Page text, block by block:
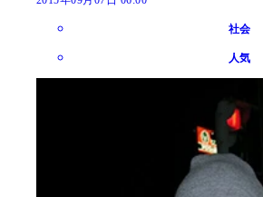
社会
人気